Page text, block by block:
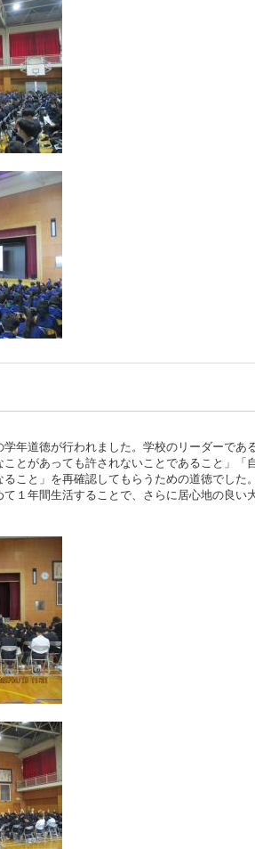
年道徳が行われました。学校のリーダーであ
とがあっても許されないことであること」「
こと」を再確認してもらうための道徳でした
１年間生活することで、さらに居心地の良い